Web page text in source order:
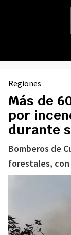
Regiones
Más de
por
durante
Bomberos de
forestales,